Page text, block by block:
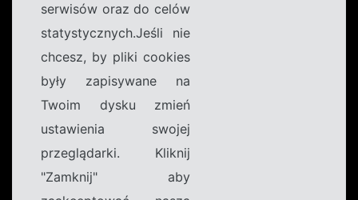
serwisów oraz do celów
statystycznych.Jeśli nie
chcesz, by pliki cookies
były zapisywane na
Twoim dysku zmień
ustawienia swojej
przeglądarki. Kliknij
"Zamknij" aby